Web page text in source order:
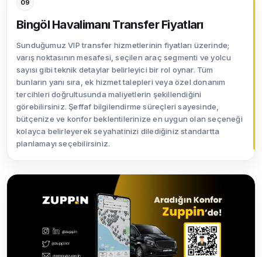
09
Bingöl Havalimanı Transfer Fiyatları
Sunduğumuz VIP transfer hizmetlerinin fiyatları üzerinde;
varış noktasının mesafesi, seçilen araç segmenti ve yolcu
sayısı gibi teknik detaylar belirleyici bir rol oynar. Tüm
bunların yanı sıra, ek hizmet talepleri veya özel donanım
tercihleri doğrultusunda maliyetlerin şekillendiğini
görebilirsiniz. Şeffaf bilgilendirme süreçleri sayesinde,
bütçenize ve konfor beklentilerinize en uygun olan seçeneği
kolayca belirleyerek seyahatinizi dilediğiniz standartta
planlamayı seçebilirsiniz.